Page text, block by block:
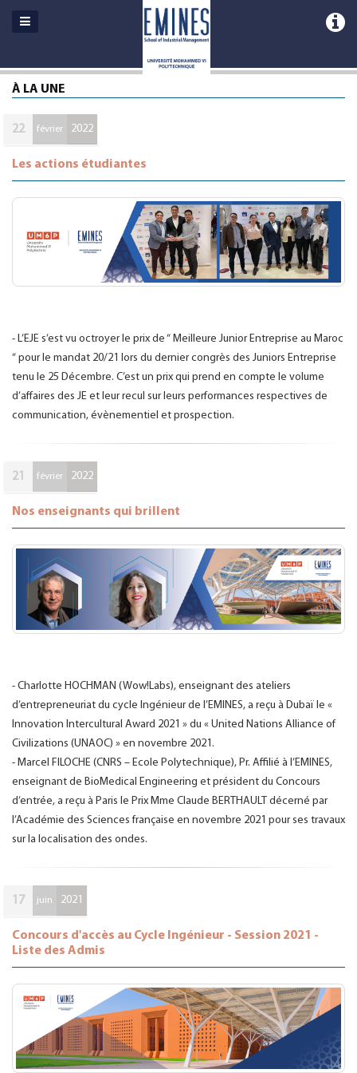
À LA UNE
22 février 2022
Les actions étudiantes
- L’EJE s’est vu octroyer le prix de “ Meilleure Junior Entreprise au Maroc
“ pour le mandat 20/21 lors du dernier congrès des Juniors Entreprise
tenu le 25 Décembre. C’est un prix qui prend en compte le volume
d’affaires des JE et leur recul sur leurs performances respectives de
communication, évènementiel et prospection.
21 février 2022
Nos enseignants qui brillent
- Charlotte HOCHMAN (Wow!Labs), enseignant des ateliers
d’entrepreneuriat du cycle Ingénieur de l’EMINES, a reçu à Dubaï le «
Innovation Intercultural Award 2021 » du « United Nations Alliance of
Civilizations (UNAOC) » en novembre 2021.
- Marcel FILOCHE (CNRS – Ecole Polytechnique), Pr. Affilié à l’EMINES,
enseignant de BioMedical Engineering et président du Concours
d’entrée, a reçu à Paris le Prix Mme Claude BERTHAULT décerné par
l’Académie des Sciences française en novembre 2021 pour ses travaux
sur la localisation des ondes.
17 juin 2021
Concours d'accès au Cycle Ingénieur - Session 2021 -
Liste des Admis